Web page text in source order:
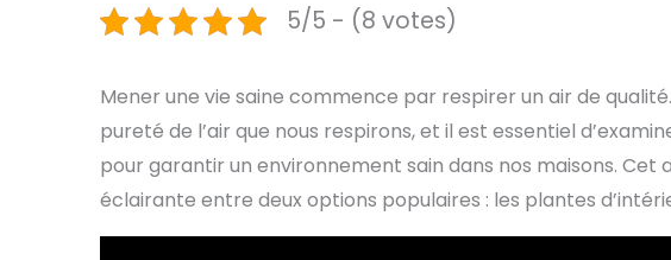
5/5 - (8 votes)
Mener une vie saine commence par respirer un air de
pureté de l’air que nous respirons, et il est essentiel
pour garantir un environnement sain dans nos maisons.
éclairante entre deux options populaires : les plantes